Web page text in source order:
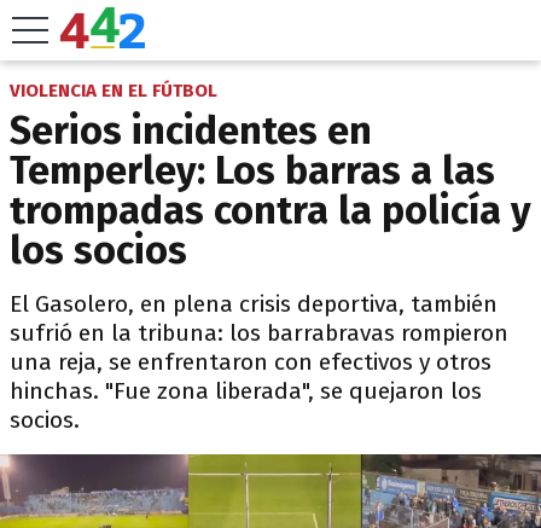
VIOLENCIA EN EL FÚTBOL
Serios incidentes en
Temperley: Los barras a las
trompadas contra la policía y
los socios
El Gasolero, en plena crisis deportiva, también
sufrió en la tribuna: los barrabravas rompieron
una reja, se enfrentaron con efectivos y otros
hinchas. "Fue zona liberada", se quejaron los
socios.